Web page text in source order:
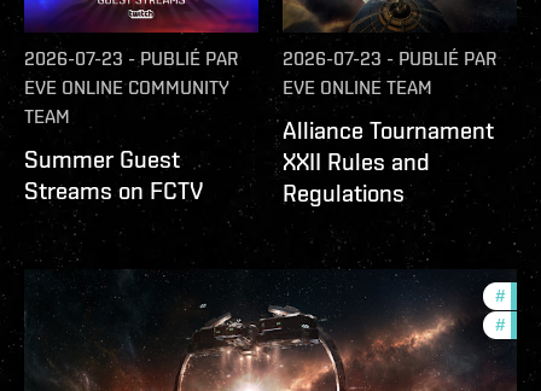
2026-07-23 -PUBLIÉ PAR
EVE ONLINE COMMUNITY
TEAM
Summer Guest
Streams on FCTV
2026-07-23 - PUBLIÉ PAR
EVE ONLINE TEAM
Alliance Tournament
XXII Rules and
Regulations
#
#